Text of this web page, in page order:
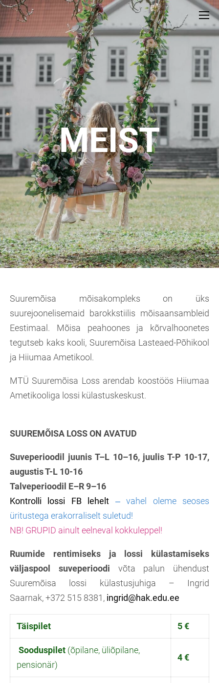
MEIST
Suuremõisa mõisakompleks on üks
suurejoonelisemaid barokkstiilis mõisaansambleid
Eestimaal. Mõisa peahoones ja kõrvalhoonetes
tegutseb kaks kooli, Suuremõisa Lasteaed-Põhikool
ja Hiiumaa Ametikool.
MTÜ Suuremõisa Loss arendab koostöös Hiiumaa
Ametikooliga lossi külastuskeskust.
SUUREMÕISA LOSS ON AVATUD
Suveperioodil juunis T–L10–16, juulis T-P 10-17,
augustis T-L 10-16
Talveperioodil E–R 9–16
Kontrolli lossi FB lehelt ‒ vahel oleme seoses
üritustega erakorraliselt suletud!
NB! GRUPID ainult eelneval kokkuleppel!
Ruumide rentimiseks ja lossi külastamiseks
väljaspool suveperioodi võta palun ühendust
Suuremõisa lossi külastusjuhiga – Ingrid
Saarnak,+372 515 8381, ingrid@hak.edu.ee
Täispilet 5 €
Sooduspilet (õpilane, üliõpilane,
pensionär)
4 €